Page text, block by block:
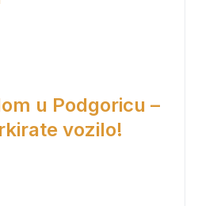
u Podgoricu –
vozilo!